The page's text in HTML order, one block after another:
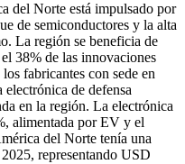
del Norte está impulsado por
de semiconductores y la alta
La región se beneficia de
38% de las innovaciones
fabricantes con sede en
de defensa
en la región. La electrónica
alimentada por EV y el
del Norte tenía una
representando USD